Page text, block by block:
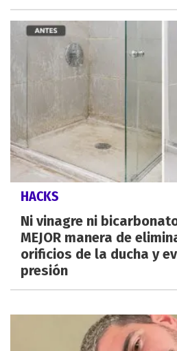
HACKS
Ni vinagre ni
MEJOR manera de
orificios de la ducha y
presión